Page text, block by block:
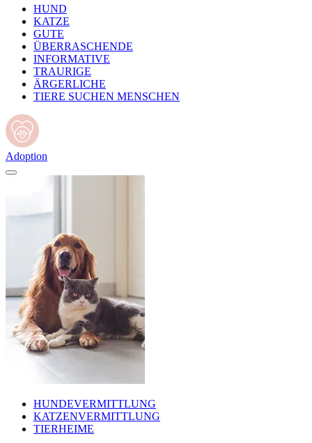
HUND
KATZE
GUTE
ÜBERRASCHENDE
INFORMATIVE
TRAURIGE
ÄRGERLICHE
TIERE SUCHEN MENSCHEN
Adoption
HUNDEVERMITTLUNG
KATZENVERMITTLUNG
TIERHEIME